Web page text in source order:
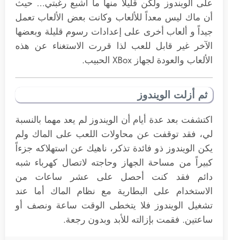
على الويندوز ولكن قليلاً منها ما أشبع رغبتي… حيث
أن ماك ليس معداً للألعاب وكانت بعض الألعاب تعمل
جيداً و ألعاب أخرى على إعدادات رسوم قليلة وبعضها
الآخر غير قابل للعب لذا قررت الاستغناء عن هذه
الألعاب والعودة لجهاز XBox الحبيب.
ثم أزلت الويندوز
اكتشفت بعد عدة أيام أن الويندوز لم يعد مهما بالنسبة
لي، فقد توقفت عن محاولات اللعب على الماك ولم
يكن الويندوز ذو فائدة تذكر، ناهيك عن استهلاكه جزءاً
كبيراً من مساحة الجهاز وحاجته لاتصال كهرباء شبه
دائم فقد كنت أحصل على عشر ساعات من
الاستخدام على البطارية مع نظام الماك أما عند
تشغيل الويندوز فلا يتخطى الوقت ساعة ونصف أو
ساعتين. فقمت بإزالته للأبد وبدون رجعة.